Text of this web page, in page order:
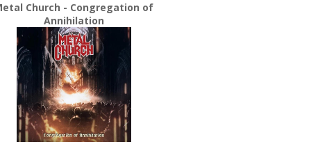
Church - Congregation of
Annihilation